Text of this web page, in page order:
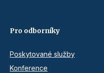
Pro odborníky
Poskytované služby
Konference